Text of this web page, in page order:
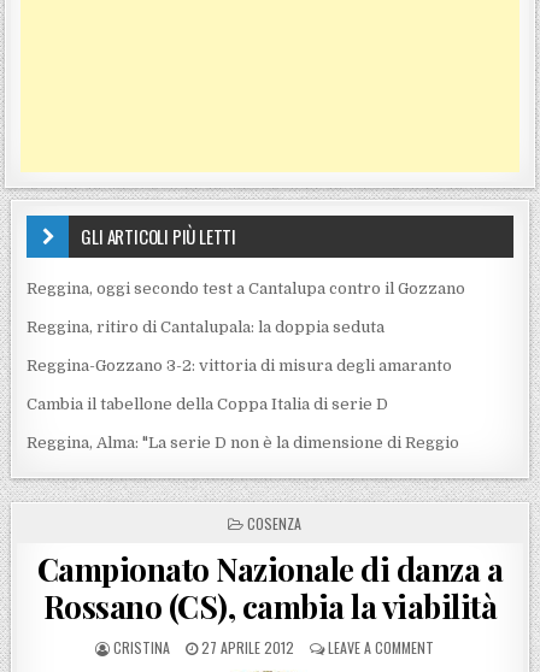
GLI ARTICOLI PIÙ LETTI
Reggina, oggi secondo test a Cantalupa contro il Gozzano
Reggina, ritiro di Cantalupala: la doppia seduta
Reggina-Gozzano 3-2: vittoria di misura degli amaranto
Cambia il tabellone della Coppa Italia di serie D
Reggina, Alma: "La serie D non è la dimensione di Reggio
POSTED IN
COSENZA
Campionato Nazionale di danza a
Rossano (CS), cambia la viabilità
POSTED BY
CRISTINA POSTED ON
27 APRILE 2012 LEAVE A COMMENTON CAMPIONATO